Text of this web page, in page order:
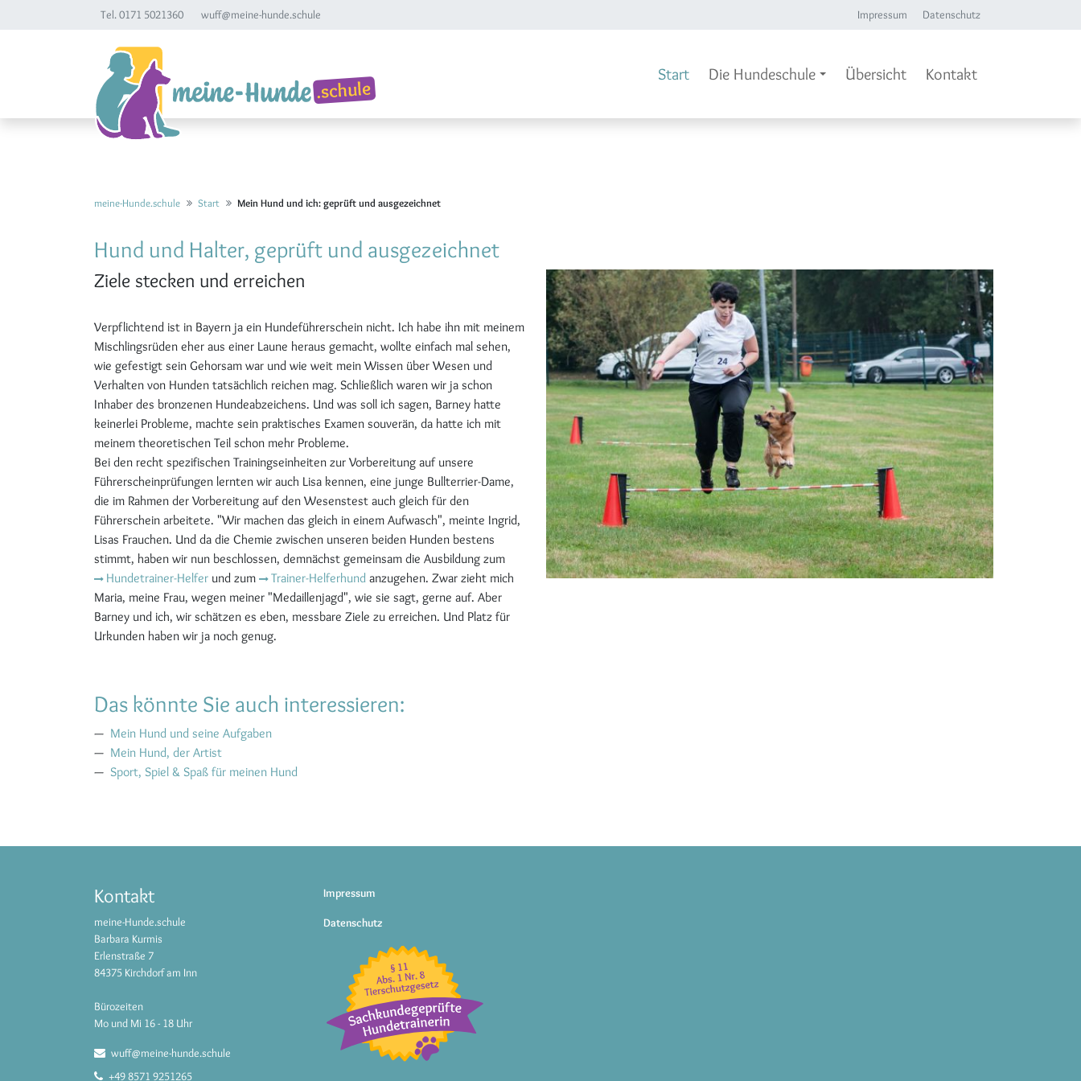
Tel. 0171 5021360 wuff@meine-hunde.schule Impressum Datenschutz
Start Die Hundeschule Übersicht Kontakt
meine-Hunde.schule Start Mein Hund und ich: geprüft und ausgezeichnet
Hund und Halter, geprüft und ausgezeichnet
Ziele stecken und erreichen
Verpflichtend ist in Bayern ja ein Hundeführerschein nicht. Ich habe ihn mit meinem
Mischlingsrüden eher aus einer Laune heraus gemacht, wollte einfach mal sehen,
wie gefestigt sein Gehorsam war und wie weit mein Wissen über Wesen und
Verhalten von Hunden tatsächlich reichen mag. Schließlich waren wir ja schon
Inhaber des bronzenen Hundeabzeichens. Und was soll ich sagen, Barney hatte
keinerlei Probleme, machte sein praktisches Examen souverän, da hatte ich mit
meinem theoretischen Teil schon mehr Probleme.
Bei den recht spezifischen Trainingseinheiten zur Vorbereitung auf unsere
Führerscheinprüfungen lernten wir auch Lisa kennen, eine junge Bullterrier-Dame,
die im Rahmen der Vorbereitung auf den Wesenstest auch gleich für den
Führerschein arbeitete. "Wir machen das gleich in einem Aufwasch", meinte Ingrid,
Lisas Frauchen. Und da die Chemie zwischen unseren beiden Hunden bestens
stimmt, haben wir nun beschlossen, demnächst gemeinsam die Ausbildung zum
Hundetrainer-Helfer und zum Trainer-Helferhund anzugehen. Zwar zieht mich
Maria, meine Frau, wegen meiner "Medaillenjagd", wie sie sagt, gerne auf. Aber
Barney und ich, wir schätzen es eben, messbare Ziele zu erreichen. Und Platz für
Urkunden haben wir ja noch genug.
Das könnte Sie auch interessieren:
Mein Hund und seine Aufgaben
Mein Hund, der Artist
Sport, Spiel & Spaß für meinen Hund
Kontakt
meine-Hunde.schule
Barbara Kurmis
Erlenstraße 7
84375 Kirchdorf am Inn
Bürozeiten
Mo und Mi 16 - 18 Uhr
wuff@meine-hunde.schule
+49 8571 9251265
Impressum
Datenschutz